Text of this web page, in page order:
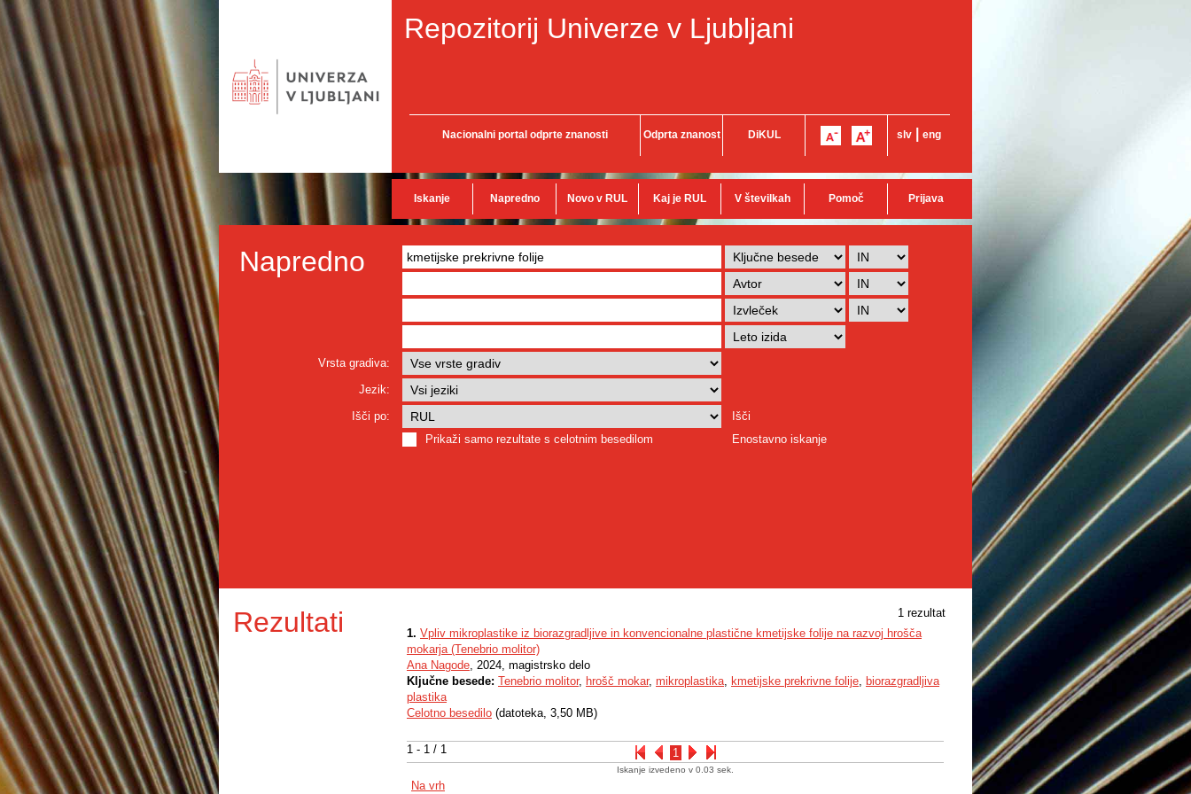
Repozitorij Univerze v Ljubljani
Nacionalni portal odprte znanosti Odprta znanost DiKUL slv eng
Iskanje Napredno Novo v RUL Kaj je RUL V številkah Pomoč Prijava
Napredno
Vrsta gradiva:
Jezik:
Išči po:
Išči
Prikaži samo rezultate s celotnim besedilom
Enostavno iskanje
Rezultati 1 rezultat
1 - 1 / 1 1
1. Vpliv mikroplastike iz biorazgradljive in konvencionalne plastične kmetijske folije na razvoj hrošča
mokarja (Tenebrio molitor)
Ana Nagode, 2024, magistrsko delo
Ključne besede: Tenebrio molitor, hrošč mokar, mikroplastika, kmetijske prekrivne folije, biorazgradljiva
plastika
Celotno besedilo (datoteka, 3,50 MB)
Iskanje izvedeno v 0.03 sek.
Na vrh